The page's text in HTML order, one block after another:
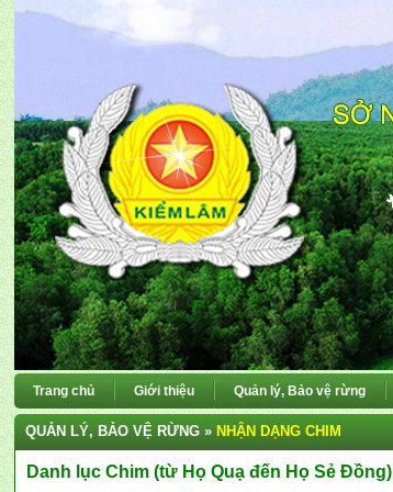
Trang chủ Giới thiệu Quản lý, Bảo vệ rừng
QUẢN LÝ, BẢO VỆ RỪNG » NHẬN DẠNG CHIM
Danh lục Chim (từ Họ Quạ đến Họ Sẻ Đồng)